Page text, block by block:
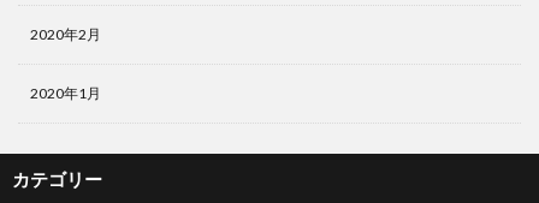
2020年2月
2020年1月
カテゴリー